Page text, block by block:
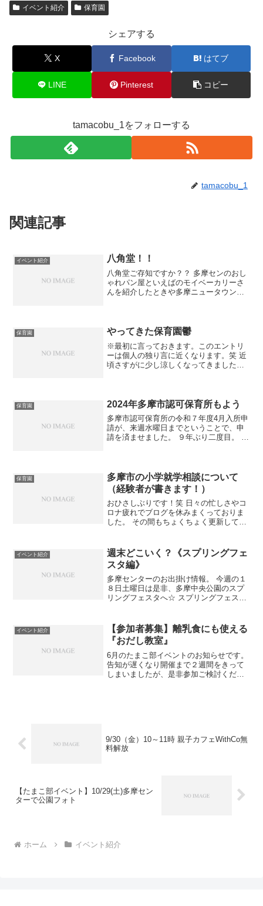
イベント紹介 保育園
シェアする
X Facebook はてブ
LINE Pinterest コピー
tamacobu_1をフォローする
tamacobu_1
関連記事
イベント紹介 八角堂！！
八角堂ご存知ですか？？ 多摩センのおし
ゃれパン屋といえばのモイベーカリーさ
んを紹介したときや多摩ニュータウン南
ヶ丘にあり、多摩ニュ...
保育園 やってきた保育園鬱
※最初に言っておきます。このエントリ
ーは個人の独り言に近くなります。笑 近
頃さすがに少し涼しくなってきました
せん、気持ち的には。...
保育園 2024年多摩市認可保育所もよう
多摩市認可保育所の令和７年度4月入所申
請が、来週水曜日までということで、申
請を済ませました。 ９年ぶり二度目。 ９
H30年度と比...
保育園
多摩市の小学就学相談について
（経験者が書きます！）
おひさしぶりです！笑 日々の忙しさやコ
ロナ疲れでブログを休みまくっておりま
した。 その間もちょくちょく更新してい
書き始めよう～となり。 6月中にギリギ
リ滑り込み更新で...
イベント紹介
週末どこいく？《スプリングフェ
スタ編》
多摩センターのお出掛け情報。 今週の１
８日土曜日は是非、多摩中央公園のスプ
リングフェスタへ☆ スプリングフェスタ
が主催です。 多摩で活躍する素敵女子の
集まりのようで（残...
イベント紹介
【参加者募集】離乳食にも使える
『おだし教室』
6月のたまこ部イベントのお知らせです。
告知が遅くなり開催まで２週間をきって
しまいましたが、是非参加ご検討くださ
9/30（金）10～11時 親子カフェWithCo無
料解放
【たまこ部イベント】10/29(土)多摩セン
ターで公園フォト
ホーム イベント紹介